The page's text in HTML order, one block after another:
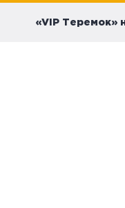
«VIP Теремок»